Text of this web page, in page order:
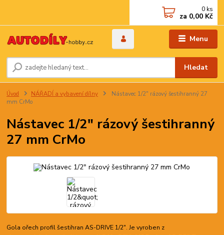
Menu
Hledat
0 ks
za 0,00 Kč
Úvod NÁŘADÍ a vybavení dílny
Nástavec 1/2" rázový šestihranný 27
mm CrMo
Nástavec 1/2" rázový šestihranný
27 mm CrMo
Gola ořech profil šestihran AS-DRIVE 1/2". Je vyroben z